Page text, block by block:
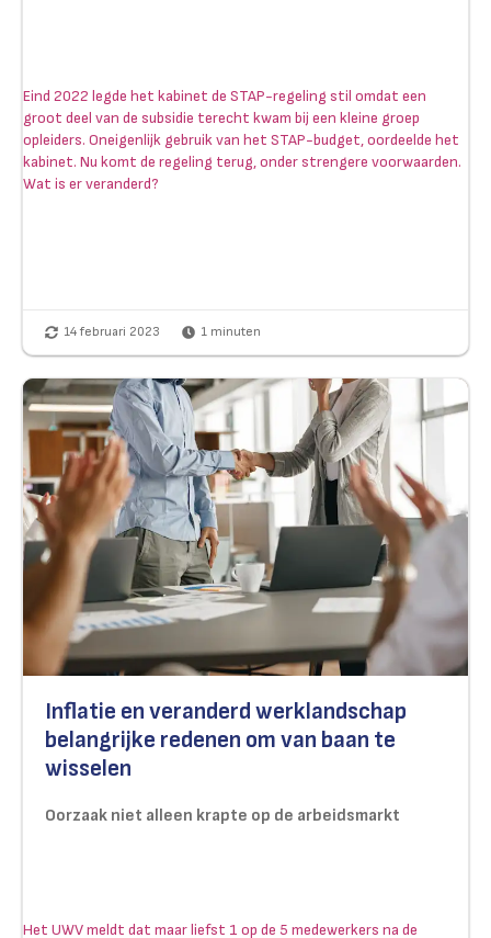
Eind 2022 legde het kabinet de STAP-regeling stil omdat een
groot deel van de subsidie terecht kwam bij een kleine groep
opleiders. Oneigenlijk gebruik van het STAP-budget, oordeelde het
kabinet. Nu komt de regeling terug, onder strengere voorwaarden.
Wat is er veranderd?
14 februari 2023 1 minuten
Inflatie en veranderd werklandschap
belangrijke redenen om van baan te
wisselen
Oorzaak niet alleen krapte op de arbeidsmarkt
Het UWV meldt dat maar liefst 1 op de 5 medewerkers na de